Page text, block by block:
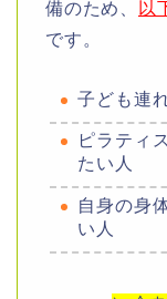
備のため、
以
です。
子ども連
ピラティ
たい人
自身の身
い人